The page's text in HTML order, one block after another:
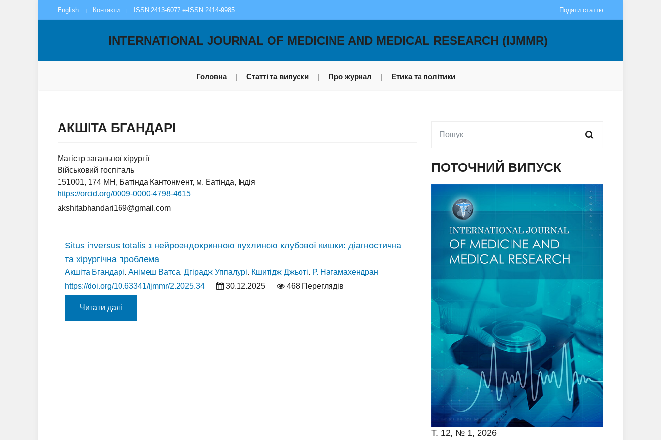
English Контакти ISSN 2413-6077 e-ISSN 2414-9985 Подати статтю
INTERNATIONAL JOURNAL OF MEDICINE AND MEDICAL RESEARCH (IJMMR)
Головна Статті та випуски Про журнал Етика та політики
АКШІТА БГАНДАРІ
Магістр загальної хірургії
Військовий госпіталь
151001, 174 MH, Батінда Кантонмент, м. Батінда, Індія
https://orcid.org/0009-0000-4798-4615
akshitabhandari169@gmail.com
Situs inversus totalis з нейроендокринною пухлиною клубової кишки: діагностична
та хірургічна проблема
Акшіта Бгандарі, Анімеш Ватса, Дгірадж Уппалурі, Кшитідж Джьоті, Р. Нагамахендран
https://doi.org/10.63341/ijmmr/2.2025.34
30.12.2025 468 Переглядів
Читати далі
ПОТОЧНИЙ ВИПУСК
Т. 12, № 1, 2026